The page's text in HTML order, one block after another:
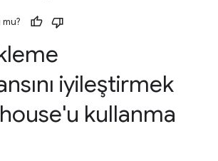
mu?
iyileştirmek
kullanma